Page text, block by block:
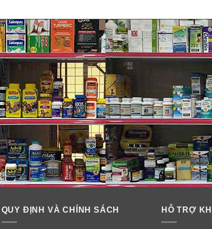
tim.
bệnh Alzheimer.
mẫn, sáng suốt.
QUY ĐỊNH VÀ CHÍNH SÁCH HỖ TRỢ